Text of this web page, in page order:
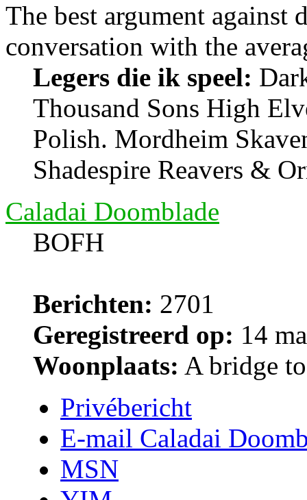
The best argument against
conversation with the
Legers die ik speel:
Thousand Sons High
Polish. Mordheim
Shadespire Reavers &
Caladai Doomblade
BOFH
Berichten: 2701
Geregistreerd op: 14
Woonplaats: A bridge
Privébericht
E-mail Caladai
MSN